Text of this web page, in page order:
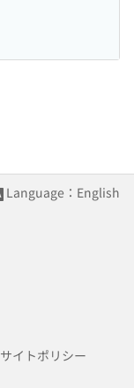
Language：English
サイトポリシー